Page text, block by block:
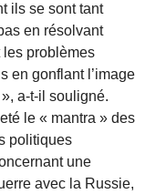
ils se sont tant
en résolvant
les problèmes
en gonflant l’image
a-t-il souligné.
le « mantra » des
politiques
une
avec la Russie,